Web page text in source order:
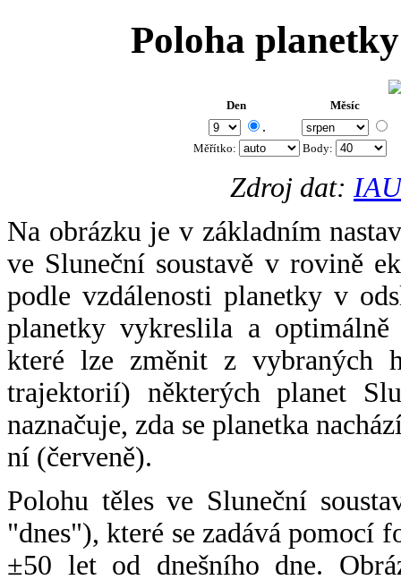
Poloha
Den Měsíc
.
Měřítko: Body:
Zdroj dat:
Na obrázku je v základním
ve Sluneční soustavě v rovině
podle vzdálenosti planetky v
planetky vykreslila a
které lze změnit z vybraných
trajektorií) některých planet
naznačuje, zda se planetka
ní (červeně).
Polohu těles ve Sluneční
"dnes"), které se zadává pomocí
±50 let od dnešního dne.